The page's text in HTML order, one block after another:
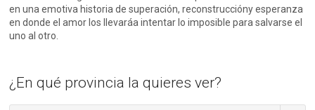
en una emotiva historia de superación, reconstruccióny esperanza
en donde el amor los llevaráa intentar lo imposible para salvarse el
uno al otro.
¿En qué provincia la quieres ver?